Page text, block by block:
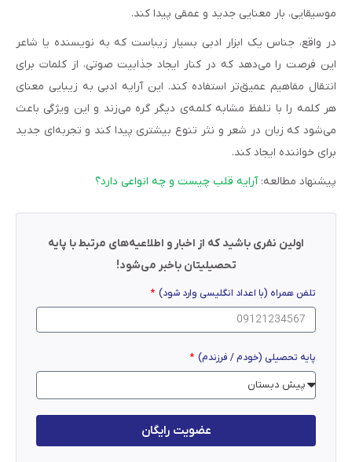
موسیقایی، بار معنایی جدید و عمقی پیدا کند.
در واقع، جناس یک ابزار ادبی بسیار زیباست که به نویسنده یا شاعر
این فرصت را می‌دهد که در کنار ایجاد جذابیت صوتی، از کلمات برای
انتقال مفاهیم عمیق‌تر استفاده کند. این آرایه ادبی به زیبایی معنای
هر کلمه را با تلفظ مشابه کلمه‌ی دیگر گره می‌زند و این ویژگی باعث
می‌شود که زبان در شعر و نثر تنوع بیشتری پیدا کند و تجربه‌ای جدید
برای خواننده ایجاد کند.
پیشنهاد مطالعه:آرایه قلب چیست و چه انواعی دارد؟
اولین نفری باشید که از اخبار و اطلاعیه‌های مرتبط با پایه
تحصیلیتان باخبر می‌شود!
تلفن همراه (با اعداد انگلیسی وارد شود)
پایه تحصیلی (خودم / فرزندم)
عضویت رایگان